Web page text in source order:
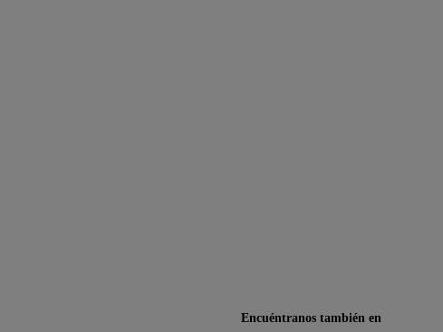
Encuéntranos también en